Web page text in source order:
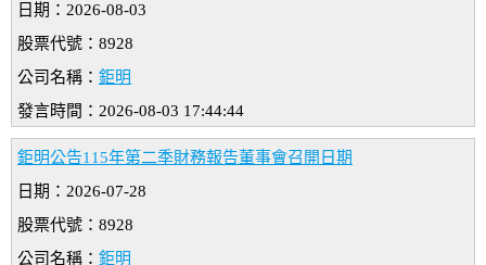
日期：2026-08-03
股票代號：8928
公司名稱： 鉅明
發言時間：2026-08-03 17:44:44
鉅明公告115年第二季財務報告董事會召開日期
日期：2026-07-28
股票代號：8928
公司名稱： 鉅明